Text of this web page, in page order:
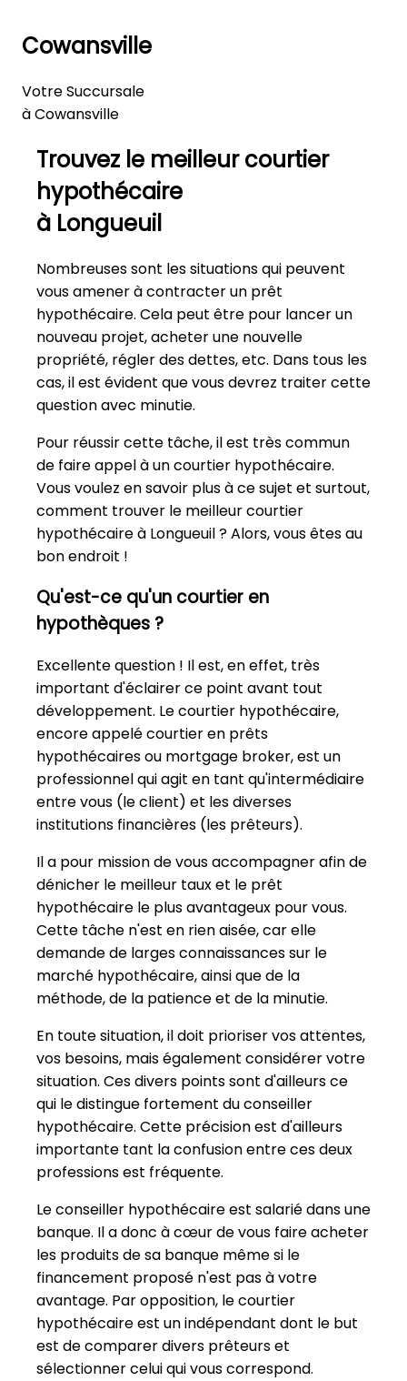
Cowansville
Votre Succursale
à Cowansville
Trouvez le meilleur courtier
hypothécaire
à Longueuil
Nombreuses sont les situations qui peuvent
vous amener à contracter un prêt
hypothécaire. Cela peut être pour lancer un
nouveau projet, acheter une nouvelle
propriété, régler des dettes, etc. Dans tous les
cas, il est évident que vous devrez traiter cette
question avec minutie.
Pour réussir cette tâche, il est très commun
de faire appel à un courtier hypothécaire.
Vous voulez en savoir plus à ce sujet et surtout,
comment trouver le meilleur courtier
hypothécaire à Longueuil ? Alors, vous êtes au
bon endroit !
Qu'est-ce qu'un courtier en
hypothèques ?
Excellente question ! Il est, en effet, très
important d'éclairer ce point avant tout
développement. Le courtier hypothécaire,
encore appelé courtier en prêts
hypothécaires ou mortgage broker, est un
professionnel qui agit en tant qu'intermédiaire
entre vous (le client) et les diverses
institutions financières (les prêteurs).
Il a pour mission de vous accompagner afin de
dénicher le meilleur taux et le prêt
hypothécaire le plus avantageux pour vous.
Cette tâche n'est en rien aisée, car elle
demande de larges connaissances sur le
marché hypothécaire, ainsi que de la
méthode, de la patience et de la minutie.
En toute situation, il doit prioriser vos attentes,
vos besoins, mais également considérer votre
situation. Ces divers points sont d'ailleurs ce
qui le distingue fortement du conseiller
hypothécaire. Cette précision est d'ailleurs
importante tant la confusion entre ces deux
professions est fréquente.
Le conseiller hypothécaire est salarié dans une
banque. Il a donc à cœur de vous faire acheter
les produits de sa banque même si le
financement proposé n'est pas à votre
avantage. Par opposition, le courtier
hypothécaire est un indépendant dont le but
est de comparer divers prêteurs et
sélectionner celui qui vous correspond.